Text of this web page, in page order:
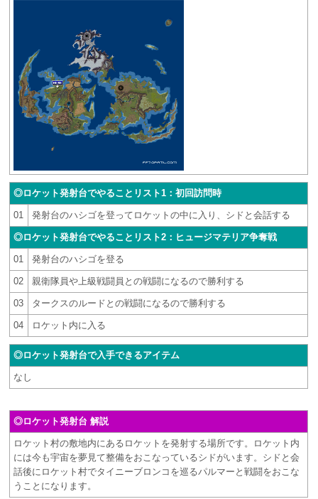
◎ロケット発射台でやることリスト1：初回訪問時
01 発射台のハシゴを登ってロケットの中に入り、シドと会話する
◎ロケット発射台でやることリスト2：ヒュージマテリア争奪戦
01 発射台のハシゴを登る
02 親衛隊員や上級戦闘員との戦闘になるので勝利する
03 タークスのルードとの戦闘になるので勝利する
04 ロケット内に入る
◎ロケット発射台で入手できるアイテム
なし
◎ロケット発射台 解説
ロケット村の敷地内にあるロケットを発射する場所です。ロケット内
には今も宇宙を夢見て整備をおこなっているシドがいます。シドと会
話後にロケット村でタイニーブロンコを巡るパルマーと戦闘をおこな
うことになります。